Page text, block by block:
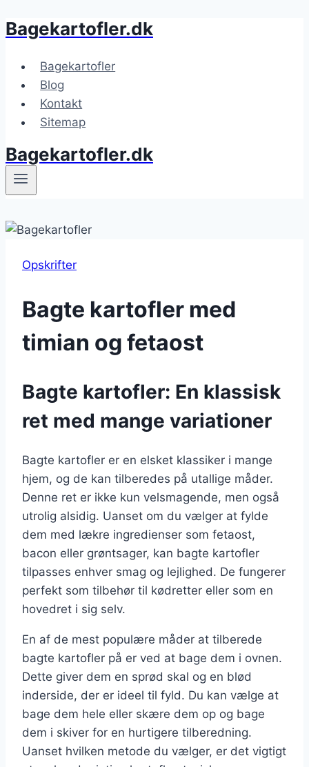
Fortsæt
indhold
Bagekartofler.dk
Bagekartofler
Blog
Kontakt
Sitemap
Bagekartofler.dk
Opskrifter
Bagte kartofler med
timian og fetaost
Bagte kartofler: En klassisk
ret med mange variationer
Bagte kartofler er en elsket klassiker i mange
hjem, og de kan tilberedes på utallige måder.
Denne ret er ikke kun velsmagende, men også
utrolig alsidig. Uanset om du vælger at fylde
dem med lækre ingredienser som fetaost,
bacon eller grøntsager, kan bagte kartofler
tilpasses enhver smag og lejlighed. De fungerer
perfekt som tilbehør til kødretter eller som en
hovedret i sig selv.
En af de mest populære måder at tilberede
bagte kartofler på er ved at bage dem i ovnen.
Dette giver dem en sprød skal og en blød
inderside, der er ideel til fyld. Du kan vælge at
bage dem hele eller skære dem op og bage
dem i skiver for en hurtigere tilberedning.
Uanset hvilken metode du vælger, er det vigtigt